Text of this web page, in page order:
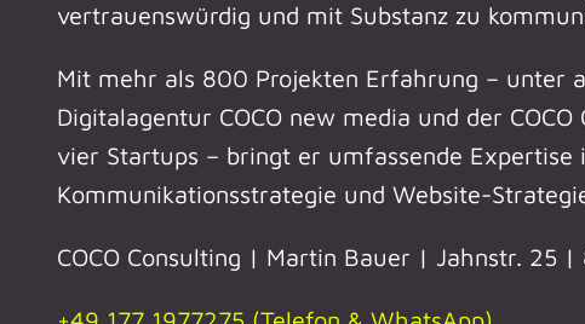
vertrauenswürdig und mit Substanz zu
Mit mehr als 800 Projekten Erfahrung – unter
Digitalagentur COCO new media und der
vier Startups – bringt er umfassende Expertise
Kommunikationsstrategie und Website-
COCO Consulting | Martin Bauer | Jahnstr. 25